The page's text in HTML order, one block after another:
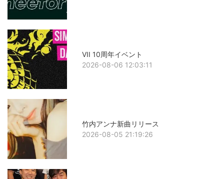
VII 10周年イベント
2026-08-06 12:03:11
竹内アンナ新曲リリース
2026-08-05 21:19:26